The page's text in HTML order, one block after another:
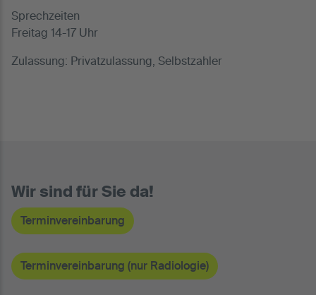
Sprechzeiten
Freitag 14-17 Uhr
Zulassung: Privatzulassung, Selbstzahler
Wir sind für Sie da!
Terminvereinbarung
Terminvereinbarung (nur Radiologie)